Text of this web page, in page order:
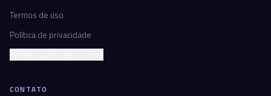
Termos de uso
Política de privacidade
CONTATO